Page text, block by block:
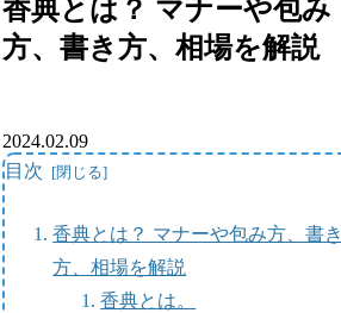
香典とは？ マナーや包み
方、書き方、相場を解説
2024.02.09
目次
香典とは？ マナーや包み方、書き
方、相場を解説
香典とは。